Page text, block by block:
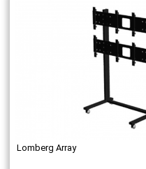
Lomberg Array